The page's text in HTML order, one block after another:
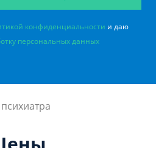
конфиденциальности и даю
персональных данных